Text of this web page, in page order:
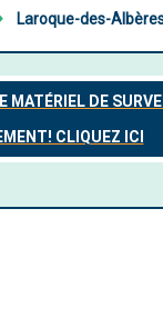
Laroque-des-